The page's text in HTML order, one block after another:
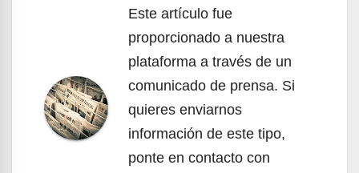
Este artículo fue
proporcionado a nuestra
plataforma a través de un
comunicado de prensa. Si
quieres enviarnos
información de este tipo,
ponte en contacto con